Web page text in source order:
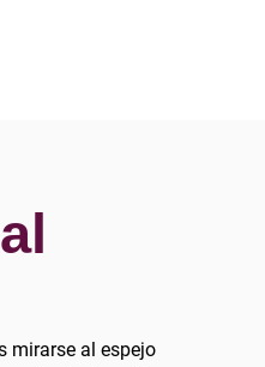
mirarse al espejo